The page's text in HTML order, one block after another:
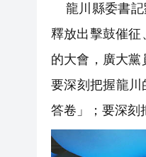
龍川縣委書記
釋放出擊鼓催征
的大會，廣大
要深刻把握龍
答卷」；要深刻